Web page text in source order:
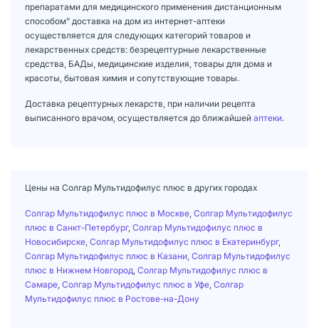
препаратами для медицинского применения дистанционным
способом" доставка на дом из интернет-аптеки
осуществляется для следующих категорий товаров и
лекарственных средств: безрецептурные лекарственные
средства, БАДы, медицинские изделия, товары для дома и
красоты, бытовая химия и сопутствующие товары.
Доставка рецептурных лекарств, при наличии рецепта
выписанного врачом, осуществляется до ближайшей аптеки.
Цены на Солгар Мультидофилус плюс в других городах
Солгар Мультидофилус плюс в Москве Солгар Мультидофилус
плюс в Санкт-Петербург, Солгар Мультидофилус плюс в
Новосибирске Солгар Мультидофилус плюс в Екатеринбург,
Солгар Мультидофилус плюс в Казани Солгар Мультидофилус
плюс в Нижнем Новгород Солгар Мультидофилус плюс в
Самаре Солгар Мультидофилус плюс в Уфе Солгар
Мультидофилус плюс в Ростове-на-Дону